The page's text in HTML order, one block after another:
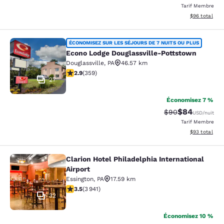
Tarif Membre
Afficher les
$96 total
Econo Lodge Douglassville-
27
ÉCONOMISEZ SUR LES SÉJOURS DE 7 NUITS OU PLUS
Econo Lodge Douglassville-Pottstown
Douglassville, PA
46.57 km
2.88 étoiles. Moyen. 359 commentaires
2.9(359)
Économisez 7 %
Tarif barré :
$90Tarif réduit :
$84USD/nuit
Tarif Membre
Afficher les
$93 total
Clarion Hotel Philadelphia
32
Clarion Hotel Philadelphia International
Airport
Essington, PA
17.59 km
3.45 étoiles. Bien. 3941 commentaires
3.5(3 941)
Économisez 10 %